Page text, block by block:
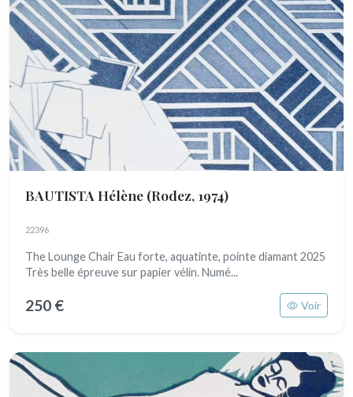
BAUTISTA Hélène (Rodez, 1974)
22396
The Lounge Chair Eau forte, aquatinte, pointe diamant 2025
Très belle épreuve sur papier vélin. Numé...
250 € Voir